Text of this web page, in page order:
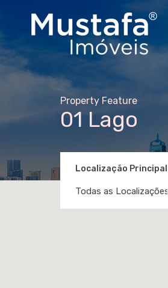
Property Feature
01 Lago
Localização Principal
Todas as Localizações